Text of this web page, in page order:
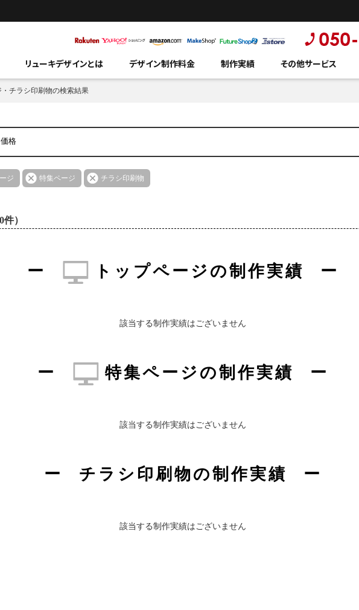
リューキデザインとは デザイン制作料金 制作実績 その他サービス
・チラシ印刷物の検索結果
ジ 特集ページ チラシ印刷物
）
トップページの制作実績
該当する制作実績はございません
特集ページの制作実績
該当する制作実績はございません
チラシ印刷物の制作実績
該当する制作実績はございません